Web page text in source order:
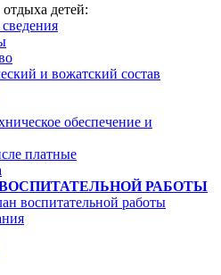
детей:
и вожатский состав
обеспечение и
платные
РАБОТЫ
воспитательной работы